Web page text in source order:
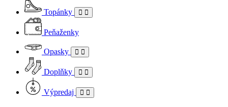
Topánky
Peňaženky
Opasky
Doplňky
Výpredaj